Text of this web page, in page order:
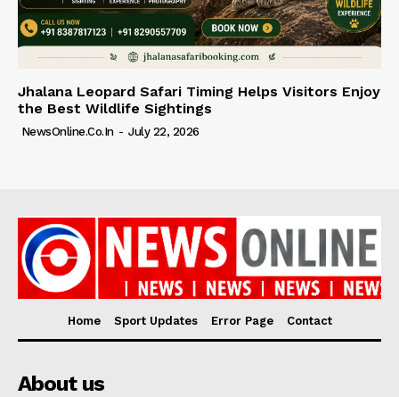
Jhalana Leopard Safari Timing Helps Visitors Enjoy
the Best Wildlife Sightings
NewsOnline.co.in - July 22, 2026
Home Sport Updates Error Page Contact
About us